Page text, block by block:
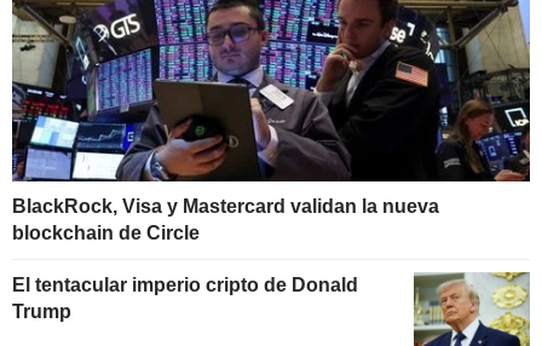
BlackRock, Visa y Mastercard validan la nueva
blockchain de Circle
El tentacular imperio cripto de Donald
Trump